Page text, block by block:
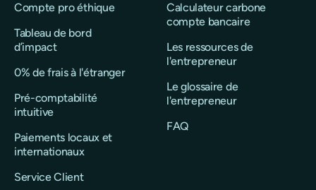
Compte pro éthique
Tableau de bord
d’impact
0% de frais à l'étranger
Pré-comptabilité
intuitive
Paiements locaux et
internationaux
Service Client
Calculateur carbone
compte bancaire
Les ressources de
l'entrepreneur
Le glossaire de
l'entrepreneur
FAQ